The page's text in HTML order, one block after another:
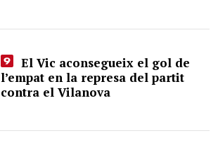
El Vic aconsegueix el gol de
l’empat en la represa del partit
contra el Vilanova